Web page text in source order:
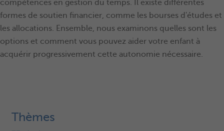
compétences en gestion du temps. Il existe différentes
formes de soutien financier, comme les bourses d'études et
les allocations. Ensemble, nous examinons quelles sont les
options et comment vous pouvez aider votre enfant à
acquérir progressivement cette autonomie nécessaire.
Thèmes